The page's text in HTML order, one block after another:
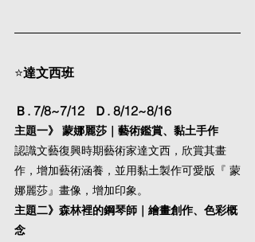
⭐達文西班
Ｂ. 7/8~7/12   Ｄ. 8/12~8/16
主題一》 蒙娜麗莎｜藝術鑑賞、黏土手作
認識文藝復興時期藝術家達文西，欣賞其畫
作，增加藝術涵養，並用黏土製作可愛版『 蒙
娜麗莎』畫像，增加印象。
主題二》森林裡的鋼琴師｜繪畫創作、色彩概
念